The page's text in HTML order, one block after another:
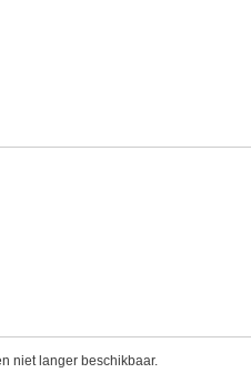
niet langer beschikbaar.